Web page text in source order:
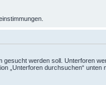
gesucht werden soll. Unterforen
„Unterforen durchsuchen“ unten